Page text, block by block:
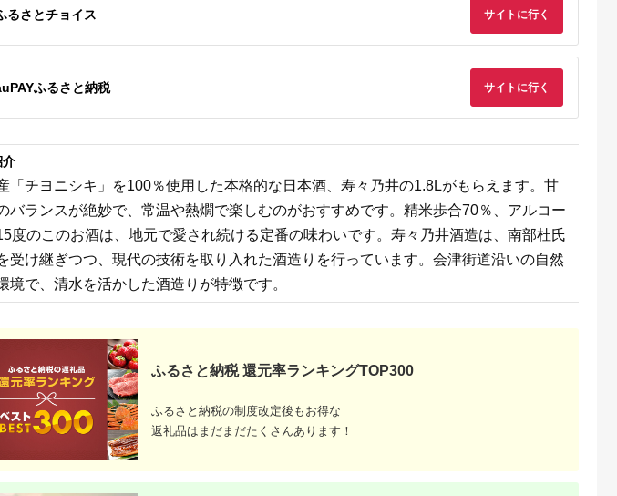
イ
出典：ふるさとチョイ
栃木県 大田原市
出典：ふるさとチョイ
いしい 通販 送料無料
ふるさと納税］
出典：楽天ふるさと納
F6L-411
出典：楽天ふるさと納
出典：ふるさとチョ
神奈川県 大磯町
り 観光 おみや
お土産 湘南 大
海 旧吉田茂邸
さと
佐賀県鹿島市のふるさと納
税のご紹介
るさとチョイス サイトに行く
ふるさと納税 サイトに行く
介
「チヨニシキ」を100％使用した本格的な日本酒、寿々乃井の1.8Lがもらえます。甘
バランスが絶妙で、常温や熱燗で楽しむのがおすすめです。精米歩合70％、アルコー
度のこのお酒は、地元で愛され続ける定番の味わいです。寿々乃井酒造は、南部杜氏
受け継ぎつつ、現代の技術を取り入れた酒造りを行っています。会津街道沿いの自然
境で、清水を活かした酒造りが特徴です。
ふるさと納税 還元率ランキングTOP300
ふるさと納税の制度改定後もお得な
返礼品はまだまだたくさんあります！